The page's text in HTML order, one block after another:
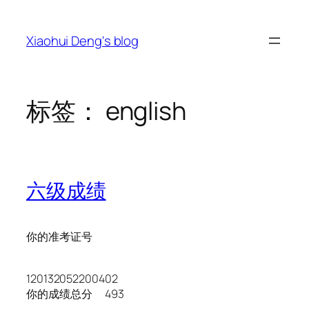
Xiaohui Deng's blog
标签： english
六级成绩
你的准考证号
120132052200402
你的成绩总分 493